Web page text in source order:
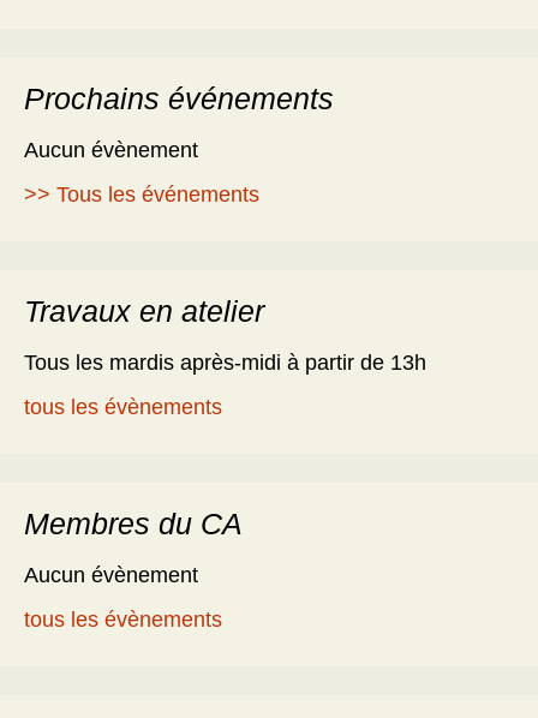
Prochains événements
Aucun évènement
>> Tous les événements
Travaux en atelier
Tous les mardis après-midi à partir de 13h
tous les évènements
Membres du CA
Aucun évènement
tous les évènements